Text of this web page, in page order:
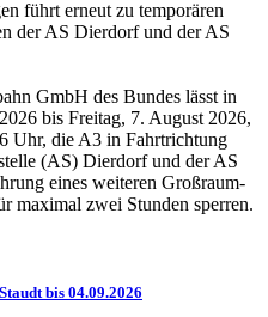
führt erneut zu temporären
der AS Dierdorf und der AS
GmbH des Bundes lässt in
bis Freitag, 7. August 2026,
Uhr, die A3 in Fahrtrichtung
(AS) Dierdorf und der AS
eines weiteren Großraum-
maximal zwei Stunden sperren.
bis 04.09.2026